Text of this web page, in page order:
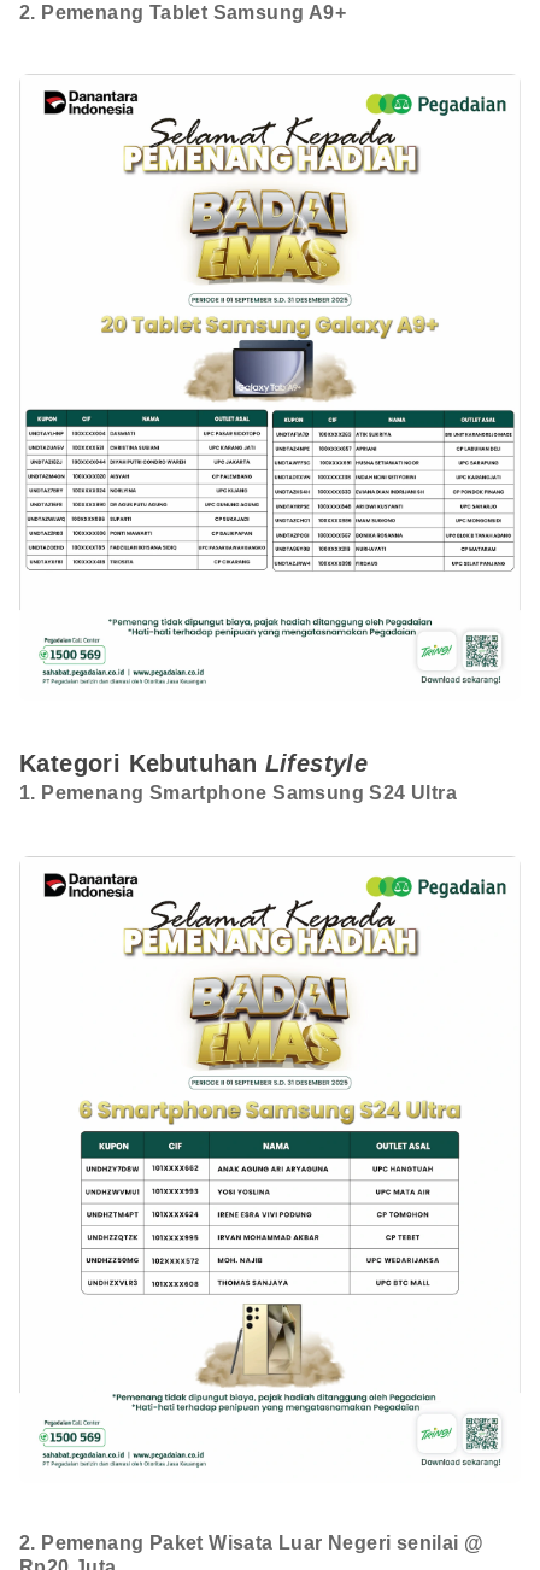
2. Pemenang Tablet Samsung A9+
Kategori Kebutuhan Lifestyle
1. Pemenang Smartphone Samsung S24 Ultra
2. Pemenang Paket Wisata Luar Negeri senilai @